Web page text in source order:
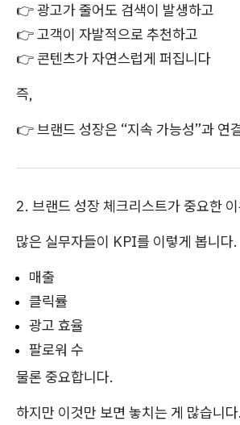
👉 광고가 줄어도 검색이 발생하고
👉 고객이 자발적으로 추천하고
👉 콘텐츠가 자연스럽게 퍼집니다
즉,
👉 브랜드 성장은 “지속 가능성”과 연
2. 브랜드 성장 체크리스트가 중요한
많은 실무자들이 KPI를 이렇게 봅니다.
매출
클릭률
광고 효율
팔로워 수
물론 중요합니다.
하지만 이것만 보면 놓치는 게 많습니다.